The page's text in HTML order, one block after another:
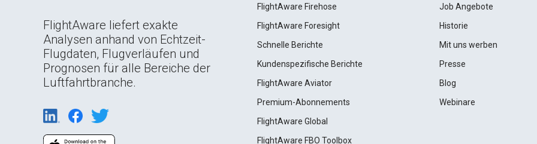
FlightAware liefert exakte
Analysen anhand von Echtzeit-
Flugdaten, Flugverläufen und
Prognosen für alle Bereiche der
Luftfahrtbranche.
FlightAware Firehose
FlightAware Foresight
Schnelle Berichte
Kundenspezifische Berichte
FlightAware Aviator
Premium-Abonnements
FlightAware Global
FlightAware FBO Toolbox
Job Angebote
Historie
Mit uns werben
Presse
Blog
Webinare